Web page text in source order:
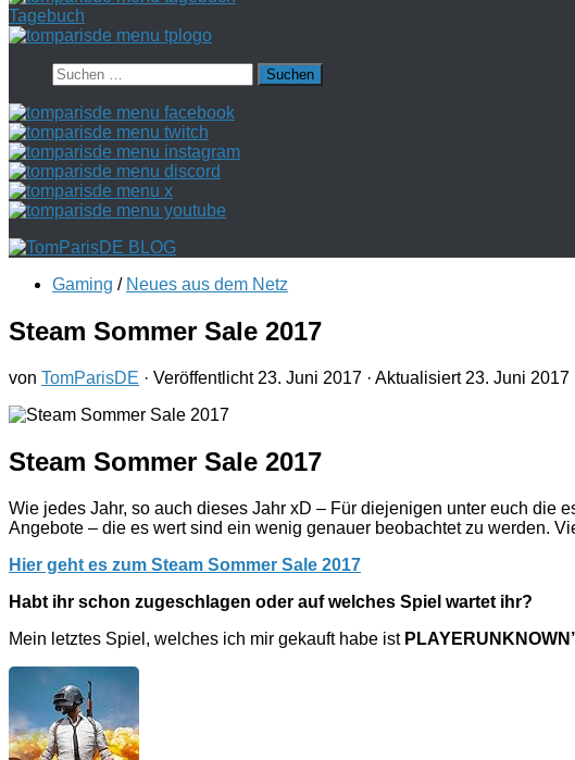
Tagebuch
Suchen
nach:
Gaming / Neues aus dem Netz
Steam Sommer Sale 2017
von TomParisDE · Veröffentlicht 23. Juni 2017 · Aktualisiert 23. Juni 2017
Steam Sommer Sale 2017
Wie jedes Jahr, so auch dieses Jahr xD – Für diejenigen unter euch die
Angebote – die es wert sind ein wenig genauer beobachtet zu werden.
Hier geht es zum Steam Sommer Sale 2017
Habt ihr schon zugeschlagen oder auf welches Spiel wartet ihr?
Mein letztes Spiel, welches ich mir gekauft habe ist